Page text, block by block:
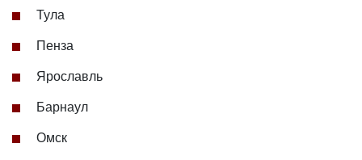
Тула
Пенза
Ярославль
Барнаул
Омск